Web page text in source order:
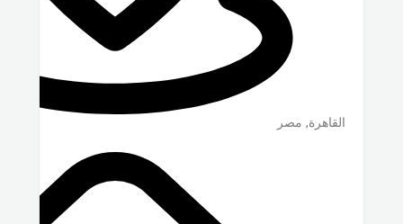
القاهرة, مصر